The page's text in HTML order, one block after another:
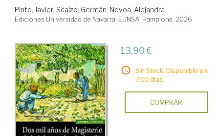
Pinto, Javier; Scalzo, Germán; Novoa, Alejandra
Ediciones Universidad de Navarra. EUNSA. Pamplona, 2026
13,90 €
Sin Stock. Disponible en
7/10 días.
COMPRAR